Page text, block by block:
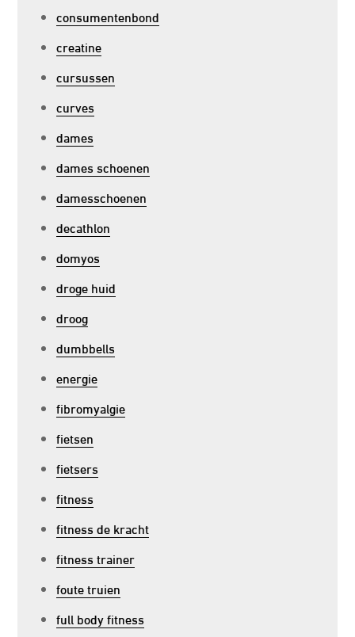
consumentenbond
creatine
cursussen
curves
dames
dames schoenen
damesschoenen
decathlon
domyos
droge huid
droog
dumbbells
energie
fibromyalgie
fietsen
fietsers
fitness
fitness de kracht
fitness trainer
foute truien
full body fitness